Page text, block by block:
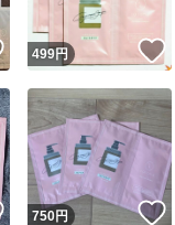
いいね！
499円
いいね！
750円